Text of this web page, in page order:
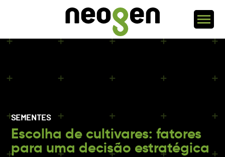
SEMENTES
Escolha de cultivares: fatores
para uma decisão estratégica